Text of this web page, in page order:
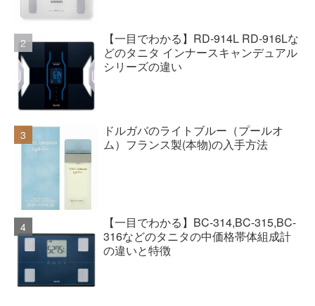
【一目でわかる】RD-914L RD-916Lな
どのタニタ インナースキャンデュアル
シリーズの違い
ドルガバのライトブルー（プールオ
ム）フランス製(本物)の入手方法
【一目でわかる】BC-314,BC-315,BC-
316などのタニタの中価格帯体組成計
の違いと特徴